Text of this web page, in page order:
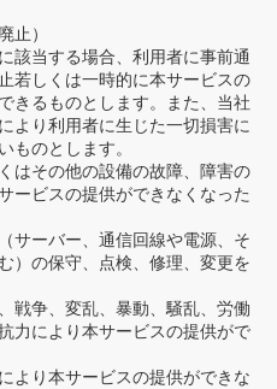
止）
該当する場合、利用者に事前通
若しくは一時的に本サービスの
きるものとします。また、当社
より利用者に生じた一切損害に
ものとします。
はその他の設備の故障、障害の
ービスの提供ができなくなった
サーバー、通信回線や電源、そ
）の保守、点検、修理、変更を
戦争、変乱、暴動、騒乱、労働
力により本サービスの提供がで
より本サービスの提供ができな